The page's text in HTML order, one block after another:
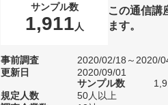
サンプル数
1,911 人
この通信講
ます。
事前調査
2020/02/18～2020/
更新日
2020/09/01
サンプル数
規定人数
50人以上